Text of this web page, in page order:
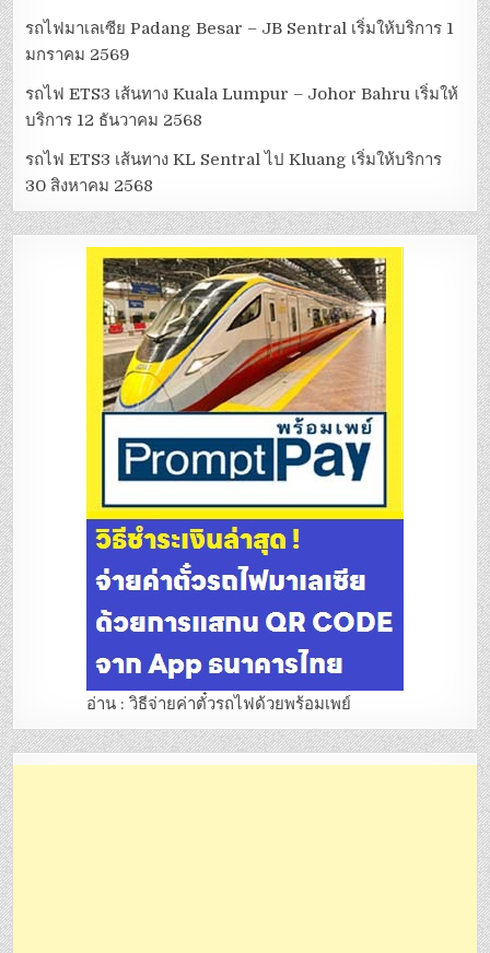
รถไฟมาเลเซีย Padang Besar – JB Sentral เริ่มให้บริการ 1
มกราคม 2569
รถไฟ ETS3 เส้นทาง Kuala Lumpur – Johor Bahru เริ่มให้
บริการ 12 ธันวาคม 2568
รถไฟ ETS3 เส้นทาง KL Sentral ไป Kluang เริ่มให้บริการ
30 สิงหาคม 2568
อ่าน : วิธีจ่ายค่าตั๋วรถไฟด้วยพร้อมเพย์